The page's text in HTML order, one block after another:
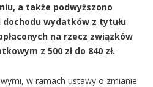
a także podwyższono
wydatków z tytułu
na rzecz związków
z 500 zł do 840 zł.
w ramach ustawy o zmianie